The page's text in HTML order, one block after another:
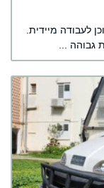
מוכן לעבודה מיידית.
גבוהה ...